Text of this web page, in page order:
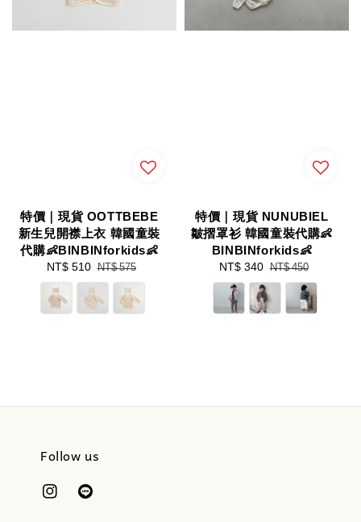
特價｜現貨 OOTTBEBE
新生兒開襟上衣 韓國童裝
代購👶BINBINforkids👶
Sale
price
NT$ 510 Regular
price
NT$ 575
特價｜現貨 NUNUBIEL
皺摺罩衫 韓國童裝代購👶
BINBINforkids👶
Sale
price
NT$ 340 Regular
price
NT$ 450
Follow us